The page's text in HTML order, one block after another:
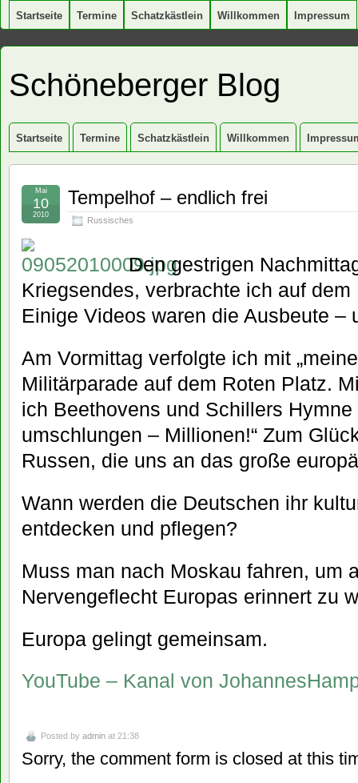
Startseite Termine Schatzkästlein Willkommen Impressum
Schöneberger Blog
Startseite Termine Schatzkästlein Willkommen
Tempelhof – endlich frei
Russisches
Mai
10
2010
Den gestrigen
Kriegsendes, verbrachte ich auf
Einige Videos waren die Ausbeute –
Am Vormittag verfolgte ich mit
Militärparade auf dem Roten Platz.
ich Beethovens und Schillers Hymne
umschlungen – Millionen!“ Zum
Russen, die uns an das große
Wann werden die Deutschen ihr
entdecken und pflegen?
Muss man nach Moskau fahren, um
Nervengeflecht Europas erinnert zu
Europa gelingt gemeinsam.
YouTube – Kanal von
Posted by admin at 21:38
Sorry, the comment form is closed at this